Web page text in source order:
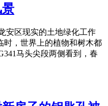
区现实的土地绿化工作
时，世界上的植物和树木都
马头尖段两侧看到，春